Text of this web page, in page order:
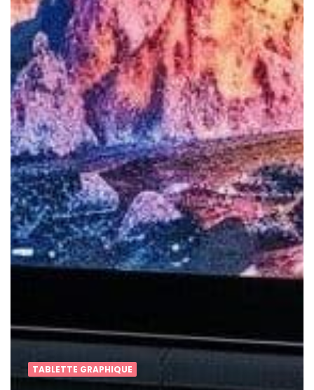
TABLETTE GRAPHIQUE